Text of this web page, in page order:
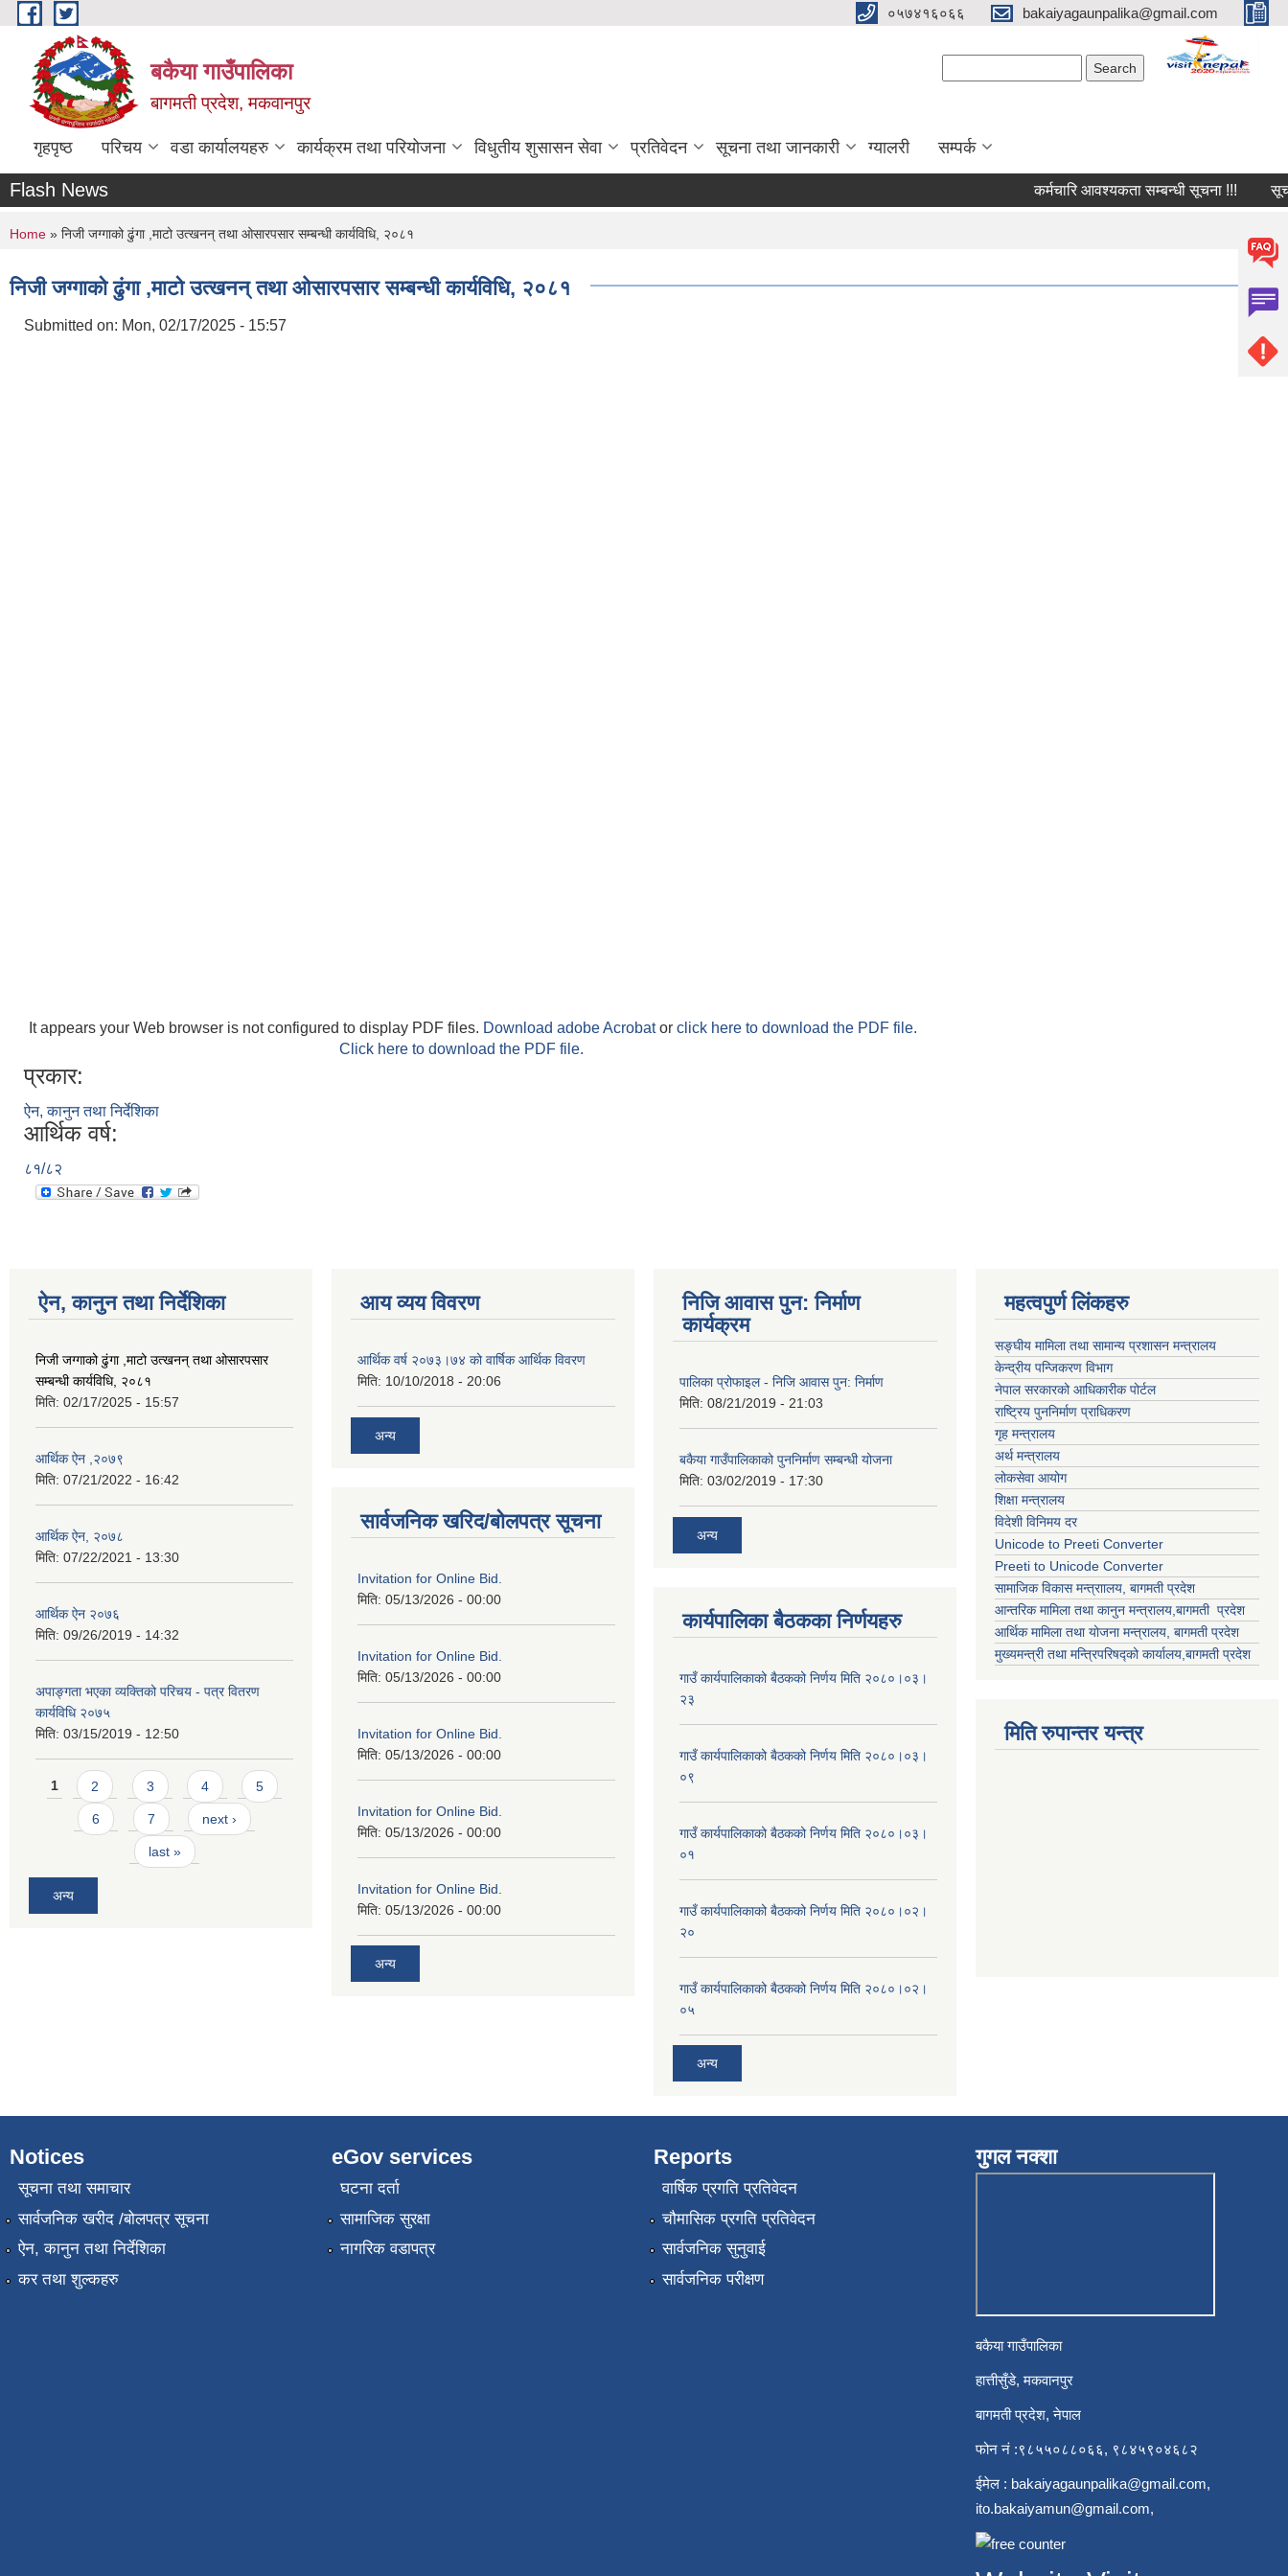
Skip to main content ०५७४१६०६६ bakaiyagaunpalika@gmail.com
बकैया गाउँपालिका
बागमती प्रदेश, मकवानपुर
गृहपृष्ठ परिचय वडा कार्यालयहरु कार्यक्रम तथा परियोजना विधुतीय शुसासन सेवा प्रतिवेदन सूचना तथा जानकारी ग्यालरी सम्पर्क
Flash News कर्मचारि आवश्यकता सम्बन्धी सूचना !!! सूचना
You are here
Home » निजी जग्गाको ढुंगा ,माटो उत्खनन् तथा ओसारपसार सम्बन्धी कार्यविधि, २०८१
निजी जग्गाको ढुंगा ,माटो उत्खनन् तथा ओसारपसार सम्बन्धी कार्यविधि, २०८१
Submitted on: Mon, 02/17/2025 - 15:57
It appears your Web browser is not configured to display PDF files. Download adobe Acrobator click here to download the PDF file.
Click here to download the PDF file.
प्रकार:
ऐन, कानुन तथा निर्देशिका
आर्थिक वर्ष:
८१/८२
ऐन, कानुन तथा निर्देशिका
निजी जग्गाको ढुंगा ,माटो उत्खनन् तथा ओसारपसार
सम्बन्धी कार्यविधि, २०८१
मिति: 02/17/2025 - 15:57
आर्थिक ऐन ,२०७९
मिति: 07/21/2022 - 16:42
आर्थिक ऐन, २०७८
मिति: 07/22/2021 - 13:30
आर्थिक ऐन २०७६
मिति: 09/26/2019 - 14:32
अपाङ्गता भएका व्यक्तिको परिचय - पत्र वितरण
कार्यविधि २०७५
मिति: 03/15/2019 - 12:50
Pages
1 2 3 4 5
6 7 next ›
last »
अन्य
आय व्यय विवरण
आर्थिक वर्ष २०७३।७४ को वार्षिक आर्थिक विवरण
मिति: 10/10/2018 - 20:06
अन्य
सार्वजनिक खरिद/बोलपत्र सूचना
Invitation for Online Bid.
मिति: 05/13/2026 - 00:00
Invitation for Online Bid.
मिति: 05/13/2026 - 00:00
Invitation for Online Bid.
मिति: 05/13/2026 - 00:00
Invitation for Online Bid.
मिति: 05/13/2026 - 00:00
Invitation for Online Bid.
मिति: 05/13/2026 - 00:00
अन्य
निजि आवास पुन: निर्माण
कार्यक्रम
पालिका प्रोफाइल - निजि आवास पुन: निर्माण
मिति: 08/21/2019 - 21:03
बकैया गाउँपालिकाको पुननिर्माण सम्बन्धी योजना
मिति: 03/02/2019 - 17:30
अन्य
कार्यपालिका बैठकका निर्णयहरु
गाउँ कार्यपालिकाको बैठकको निर्णय मिति २०८०।०३।
२३
गाउँ कार्यपालिकाको बैठकको निर्णय मिति २०८०।०३।
०९
गाउँ कार्यपालिकाको बैठकको निर्णय मिति २०८०।०३।
०१
गाउँ कार्यपालिकाको बैठकको निर्णय मिति २०८०।०२।
२०
गाउँ कार्यपालिकाको बैठकको निर्णय मिति २०८०।०२।
०५
अन्य
महत्वपुर्ण लिंकहरु
सङ्घीय मामिला तथा सामान्य प्रशासन मन्त्रालय
केन्द्रीय पन्जिकरण विभाग
नेपाल सरकारको आधिकारीक पोर्टल
राष्ट्रिय पुननिर्माण प्राधिकरण
गृह मन्त्रालय
अर्थ मन्त्रालय
लोकसेवा आयोग
शिक्षा मन्त्रालय
विदेशी विनिमय दर
Unicode to Preeti Converter
Preeti to Unicode Converter
सामाजिक विकास मन्त्राालय, बागमती प्रदेश
आन्तरिक मामिला तथा कानुन मन्त्रालय,बागमती प्रदेश
आर्थिक मामिला तथा योजना मन्त्रालय, बागमती प्रदेश
मुख्यमन्त्री तथा मन्त्रिपरिषद्को कार्यालय,बागमती प्रदेश
मिति रुपान्तर यन्त्र
Notices
सूचना तथा समाचार
सार्वजनिक खरीद /बोलपत्र सूचना
ऐन, कानुन तथा निर्देशिका
कर तथा शुल्कहरु
eGov services
घटना दर्ता
सामाजिक सुरक्षा
नागरिक वडापत्र
Reports
वार्षिक प्रगति प्रतिवेदन
चौमासिक प्रगति प्रतिवेदन
सार्वजनिक सुनुवाई
सार्वजनिक परीक्षण
गुगल नक्शा
बकैया गाउँपालिका
हात्तीसुँडे, मकवानपुर
बागमती प्रदेश, नेपाल
फोन नं :९८५५०८८०६६, ९८४५९०४६८२
ईमेल : bakaiyagaunpalika@gmail.com,
ito.bakaiyamun@gmail.com,